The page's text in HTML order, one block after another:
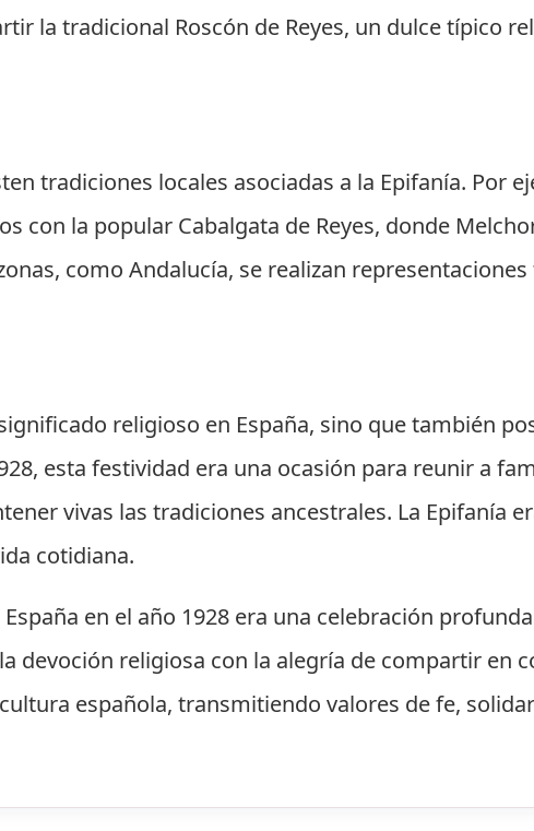
la tradicional Roscón de Reyes, un dulce típico
tradiciones locales asociadas a la Epifanía. Por
con la popular Cabalgata de Reyes, donde
como Andalucía, se realizan
religioso en España, sino que también
esta festividad era una ocasión para reunir a
vivas las tradiciones ancestrales. La Epifanía
cotidiana.
en el año 1928 era una celebración
devoción religiosa con la alegría de compartir en
española, transmitiendo valores de fe,